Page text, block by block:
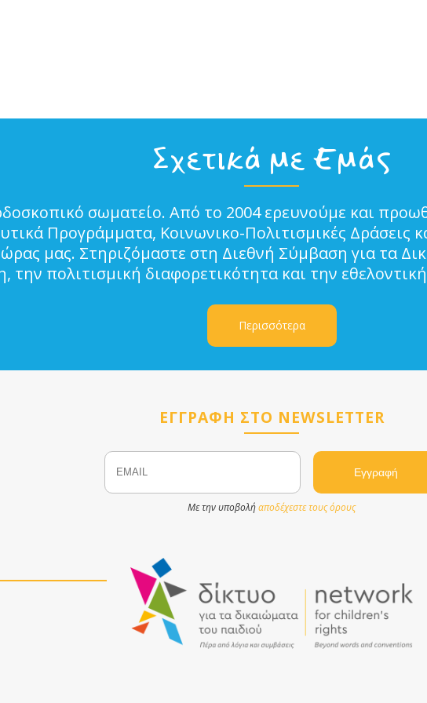
Σχετικά με Εμάς
σωματείο. Από το 2004 ερευνούμε και
Προγράμματα, Κοινωνικο-Πολιτισμικές Δράσεις
μας. Στηριζόμαστε στη Διεθνή Σύμβαση για τα
την πολιτισμική διαφορετικότητα και την
Περισσότερα
ΕΓΓΡΑΦΗ ΣΤΟ NEWSLETTER
Email Name
Με την υποβολήαποδέχεστε τους όρους